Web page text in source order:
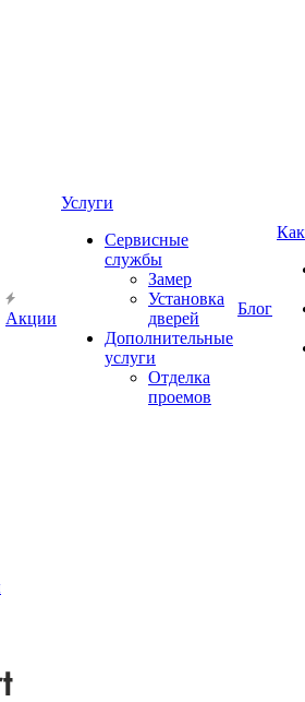
Акции
Услуги
Сервисные
службы
Замер
Установка
дверей
Дополнительные
услуги
Отделка
проемов
Блог